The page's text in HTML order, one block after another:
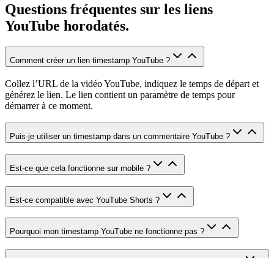
Questions fréquentes sur les liens
YouTube horodatés.
Comment créer un lien timestamp YouTube ?
Collez l’URL de la vidéo YouTube, indiquez le temps de départ et
générez le lien. Le lien contient un paramètre de temps pour
démarrer à ce moment.
Puis-je utiliser un timestamp dans un commentaire YouTube ?
Est-ce que cela fonctionne sur mobile ?
Est-ce compatible avec YouTube Shorts ?
Pourquoi mon timestamp YouTube ne fonctionne pas ?